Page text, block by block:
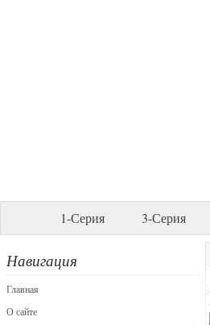
1-Серия 3-Серия
Навигация
Главная
О сайте